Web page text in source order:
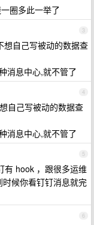
圈多此一举了
3
想自己写被动的数据查
消息中心,就不管了
4
自己写被动的数据查
消息中心,就不管了
5
有 hook ，跟很多运维
候你看钉钉消息就完
6